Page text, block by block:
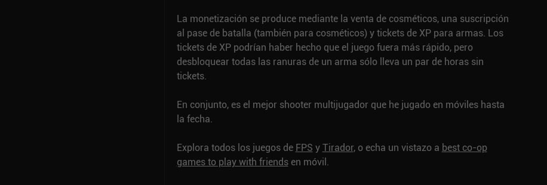
La monetización se produce mediante la venta de cosméticos, una suscripción
al pase de batalla (también para cosméticos) y tickets de XP para armas. Los
tickets de XP podrían haber hecho que el juego fuera más rápido, pero
desbloquear todas las ranuras de un arma sólo lleva un par de horas sin
tickets.
En conjunto, es el mejor shooter multijugador que he jugado en móviles hasta
la fecha.
Explora todos los juegos de FPS yTirador, o echa un vistazo a best co-op
games to play with friendsen móvil.